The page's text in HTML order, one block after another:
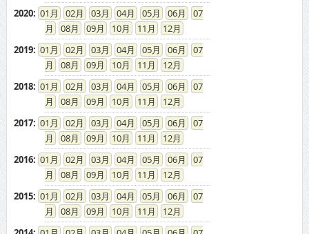
2014
01 02 03 04 05 06
07
08
09 10 11
12
2013
01 02 03 04 05 06
07
08
09 10 11
12
2012
01 02 03 04 05 06
07
08
09 10 11
12
2011: 01 02 03 04 05 06
07
08
09 10 11
12
2010: 01 02 03 04 05 06
07
08
09 10 11
12
2009: 01 02 03 04 05 06
07
08
09 10 11
12
2008
01 02 03 04 05 06
07